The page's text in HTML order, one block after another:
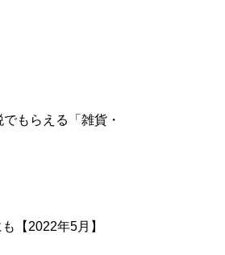
もらえる「雑貨・
【2022年5月】